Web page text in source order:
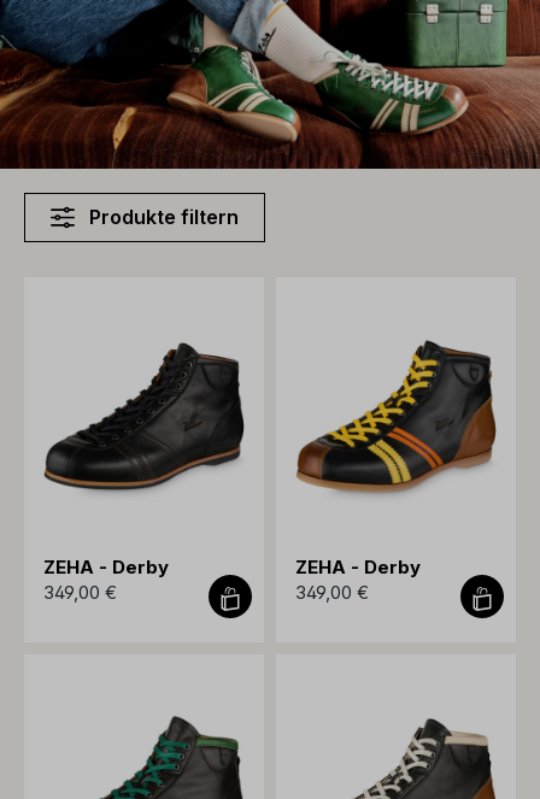
Produkte filtern
ZEHA - Derby
349,00 €
ZEHA - Derby
349,00 €